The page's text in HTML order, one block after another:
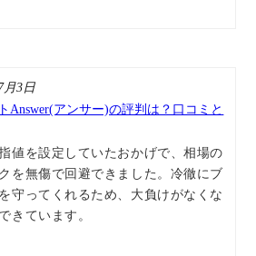
月3日
Answer(アンサー)の評判は？口コミと
値を設定していたおかげで、相場の
を無傷で回避できました。冷徹にブ
守ってくれるため、大負けがなくな
きています。